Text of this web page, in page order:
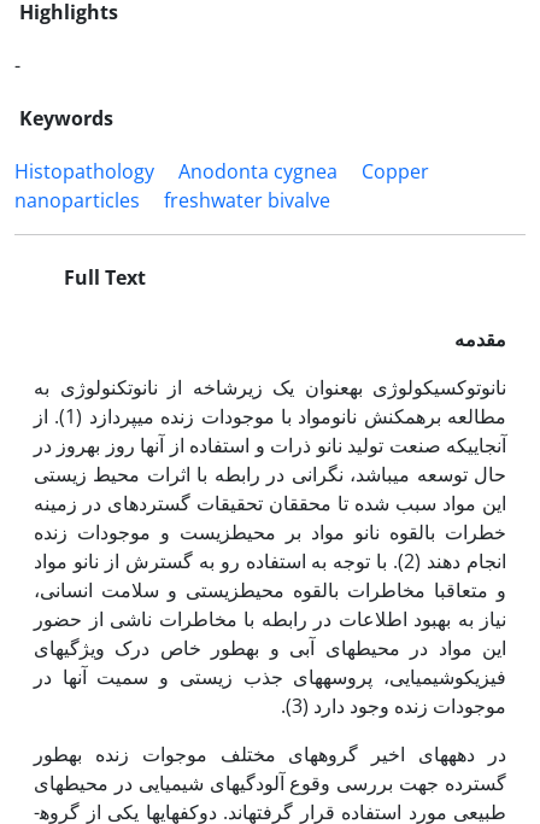
Highlights
-
Keywords
Histopathology
Anodonta cygnea
Copper
nanoparticles
freshwater bivalve
Full Text
مقدمه
نانوتوکسیکولوژی به‏عنوان یک زیرشاخه از نانوتکنولوژی به
مطالعه برهم­کنش نانومواد با موجودات زنده می­پردازد (1). از
آنجایی‏که صنعت تولید نانو ذرات و استفاده از آن­ها روز به‏روز در
حال توسعه می­باشد، نگرانی در رابطه با اثرات محیط ­زیستی
این مواد سبب شده تا محققان تحقیقات گسترده­­ای در زمینه
خطرات بالقوه نانو مواد بر محیط­زیست و موجودات زنده
انجام دهند (2). با توجه به استفاده رو به گسترش از نانو مواد
و متعاقبا مخاطرات بالقوه محیط­زیستی و سلامت انسانی،
نیاز به بهبود اطلاعات در رابطه با مخاطرات ناشی از حضور
این مواد در محیط­های آبی و به‏طور خاص درک ویژگی­های
فیزیکوشیمیایی، پروسه­های جذب زیستی و سمیت آن‏ها در
موجودات زنده وجود دارد (3).
در دهه­های اخیر گروه­های مختلف موجوات زنده به‏طور
گسترده جهت بررسی وقوع آلودگی­های شیمیایی در محیط­های
طبیعی مورد استفاده قرار گرفته­اند. دوکفه­ای­ها یکی از گروه­